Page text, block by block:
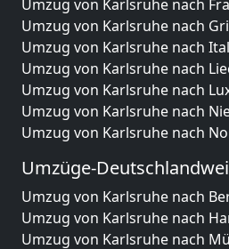
Umzug von Karlsruhe nach
Umzug von Karlsruhe nach
Umzug von Karlsruhe nach
Umzug von Karlsruhe nach
Umzug von Karlsruhe nach
Umzug von Karlsruhe nach
Umzug von Karlsruhe nach
Umzüge-
Umzug von Karlsruhe nach
Umzug von Karlsruhe nach
Umzug von Karlsruhe nach